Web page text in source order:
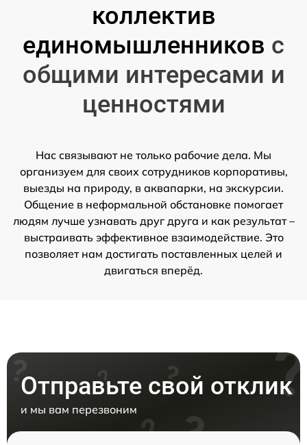
коллектив
единомышленников с
общими интересами и
ценностями
Нас связывают не только рабочие дела. Мы
организуем для своих сотрудников корпоративы,
выезды на природу, в аквапарки, на экскурсии.
Общение в неформальной обстановке помогает
людям лучше узнавать друг друга и как результат –
выстраивать эффективное взаимодействие. Это
позволяет нам достигать поставленных целей и
двигаться вперёд.
Отправьте свой отклик
и мы вам перезвоним